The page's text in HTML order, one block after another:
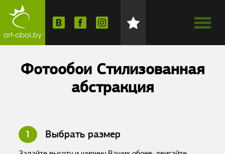
Фотообои Стилизованная
абстракция
1 Выбрать размер